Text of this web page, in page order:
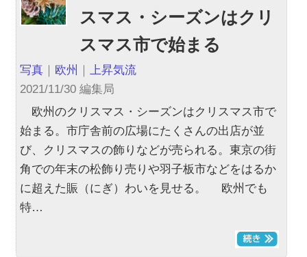
スマス・シーズンはクリ
スマス市で始まる
写真 ｜ 欧州 ｜上昇気流
2021/11/30 編集局
欧州のクリスマス・シーズンはクリスマス市で
始まる。市庁舎前の広場にたくさんの出店が並
び、クリスマスの飾りなどが売られる。東京の街
角での年末の松飾り売りや羽子板市などをはるか
に超えた賑（にぎ）わいを見せる。 欧州でも
特…